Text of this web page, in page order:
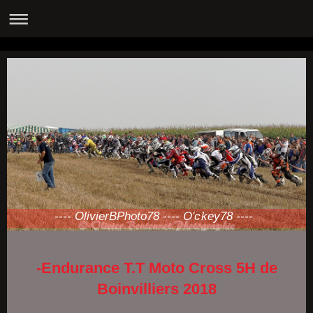
---- OlivierBPhoto78 ---- O'ckey78 ----
-Endurance T.T Moto Cross 5H de
Boinvilliers 2018